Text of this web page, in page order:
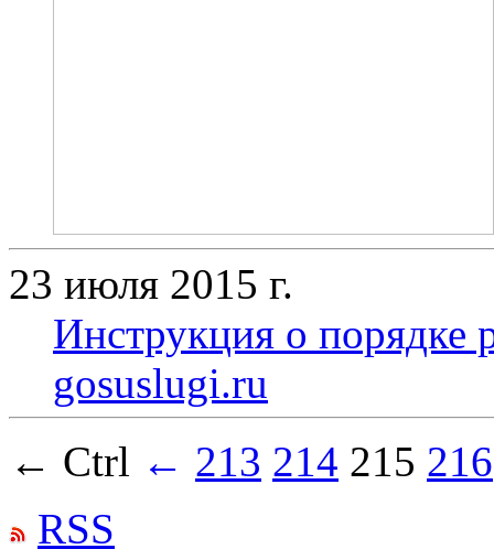
23 июля 2015 г.
Инструкция о порядке
gosuslugi.ru
← Ctrl ← 213 214 215 216
RSS